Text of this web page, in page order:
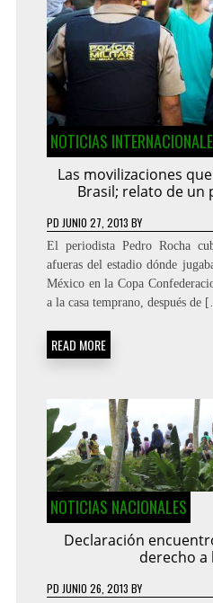
NOTICIAS
Las movilizaciones
Brasil; relato de un
PD JUNIO 27, 2013 BY
El periodista Pedro Rocha
afueras del estadio dónde
México en la Copa
a la casa temprano, después de
READ MORE
NOTICIAS NACIONALES
Declaración
derecho a
PD JUNIO 26, 2013 BY